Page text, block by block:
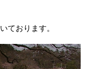
ております。